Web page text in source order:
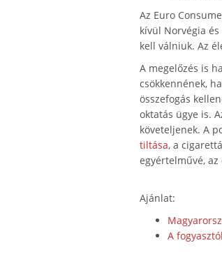
Az Euro
kívül Norvégia
kell válniuk. Az
A megelőzés is
csökkennének,
összefogás
oktatás ügye is.
követeljenek. A
tiltása, a
egyértelművé, az
Ajánlat:
A